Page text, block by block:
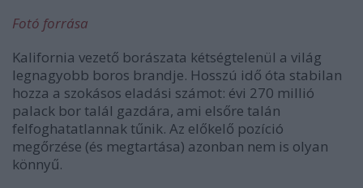
Fotó forrása
Kalifornia vezető borászata kétségtelenül a világ
legnagyobb boros brandje. Hosszú idő óta stabilan
hozza a szokásos eladási számot: évi 270 millió
palack bor talál gazdára, ami elsőre talán
felfoghatatlannak tűnik. Az előkelő pozíció
megőrzése (és megtartása) azonban nem is olyan
könnyű.